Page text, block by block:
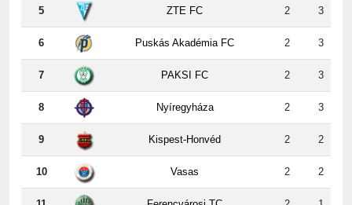
6 Puskás Akadémia FC 2 3
7 PAKSI FC 2 3
8 Nyíregyháza 2 3
9 Kispest-Honvéd 2 2
10 Vasas 2 2
11 Ferencvárosi TC 2 1